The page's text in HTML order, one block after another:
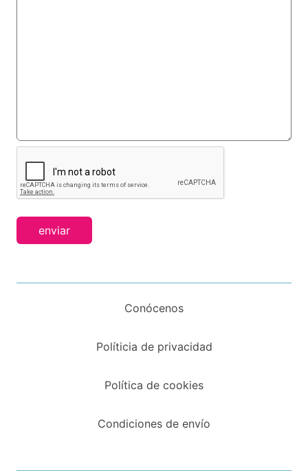
enviar
Conócenos
Políticia de privacidad
Política de cookies
Condiciones de envío